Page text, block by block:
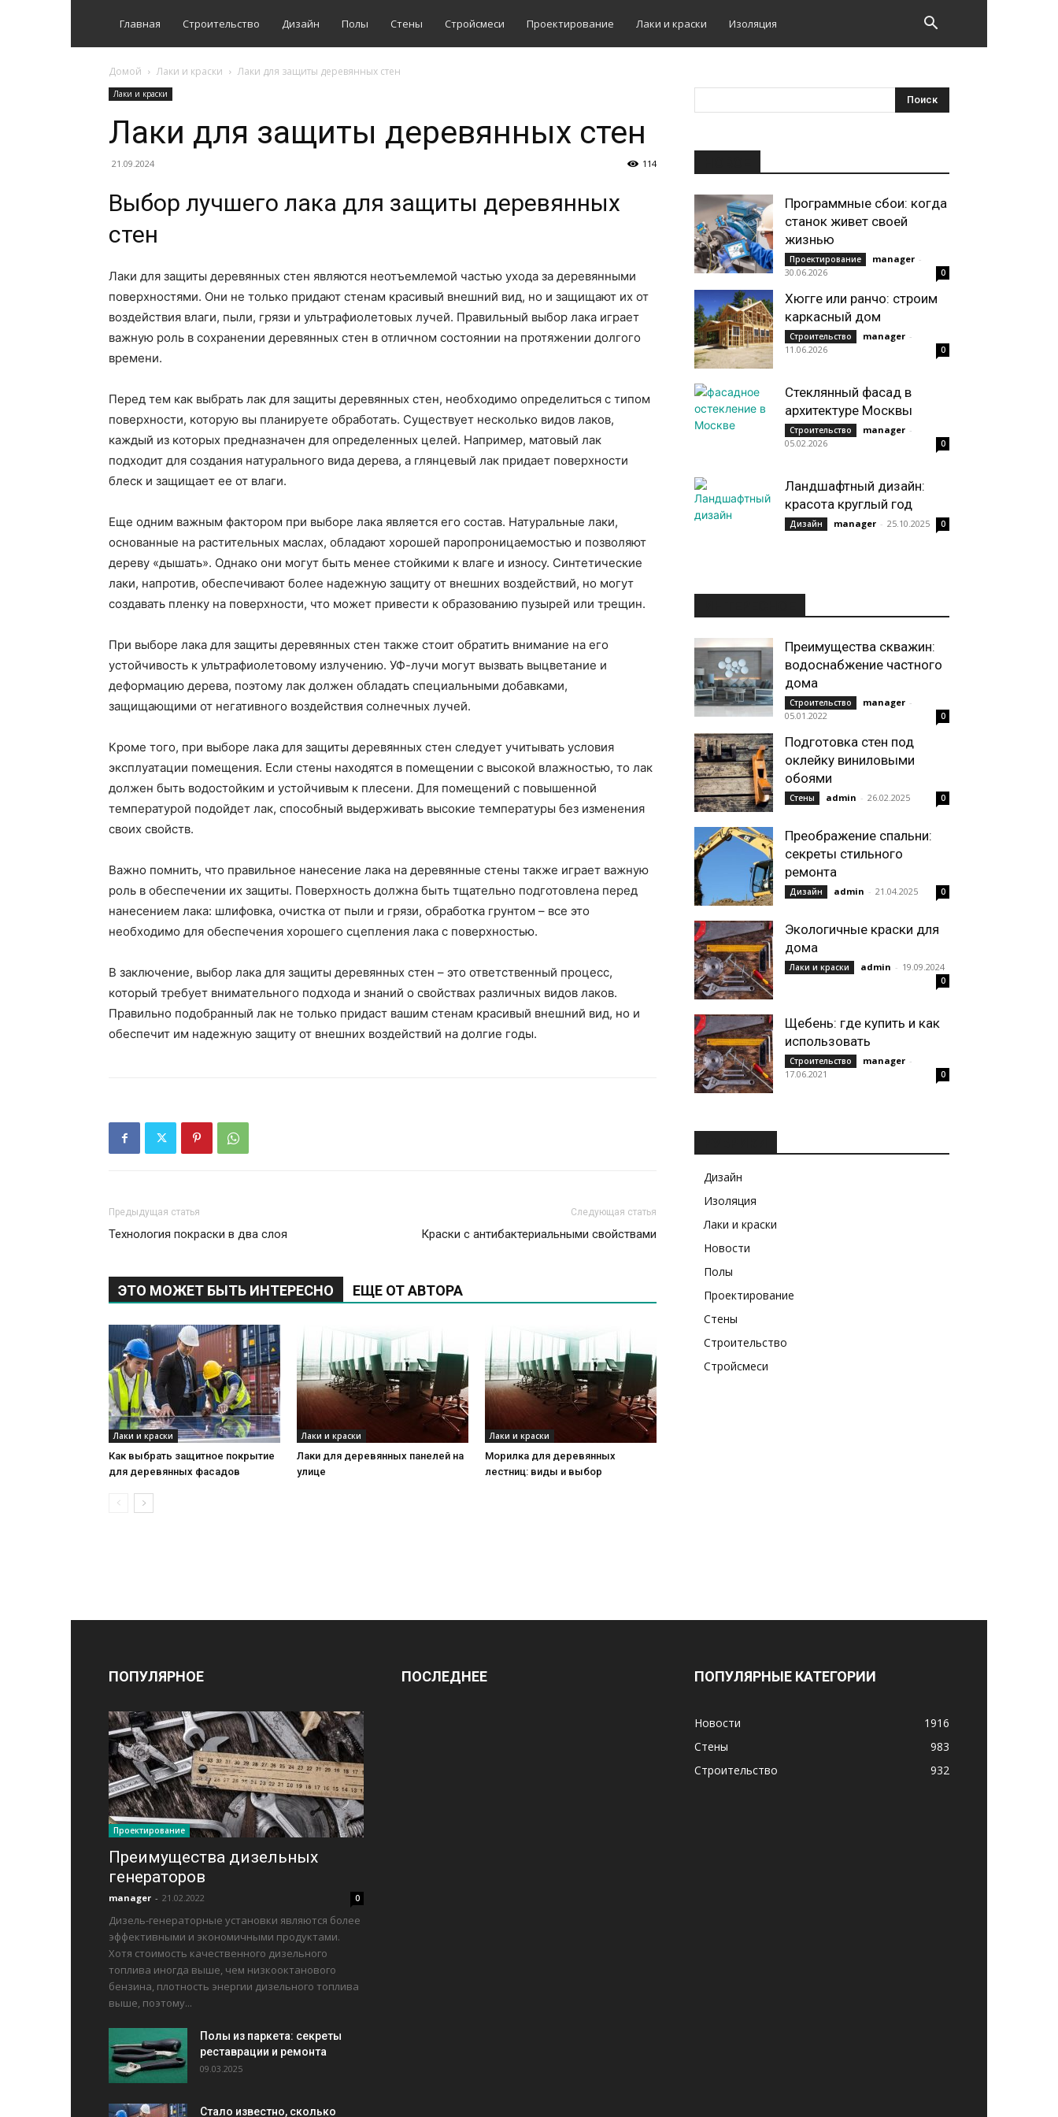
Главная Строительство Дизайн Полы Стены Стройсмеси Проектирование Лаки и краски Изоляция
Домой Лаки и краски Лаки для защиты деревянных стен
Лаки и краски
Лаки для защиты деревянных стен
21.09.2024 114
Выбор лучшего лака для защиты деревянных
стен
Лаки для защиты деревянных стен являются неотъемлемой частью ухода за деревянными
поверхностями. Они не только придают стенам красивый внешний вид, но и защищают их от
воздействия влаги, пыли, грязи и ультрафиолетовых лучей. Правильный выбор лака играет
важную роль в сохранении деревянных стен в отличном состоянии на протяжении долгого
времени.
Перед тем как выбрать лак для защиты деревянных стен, необходимо определиться с типом
поверхности, которую вы планируете обработать. Существует несколько видов лаков,
каждый из которых предназначен для определенных целей. Например, матовый лак
подходит для создания натурального вида дерева, а глянцевый лак придает поверхности
блеск и защищает ее от влаги.
Еще одним важным фактором при выборе лака является его состав. Натуральные лаки,
основанные на растительных маслах, обладают хорошей паропроницаемостью и позволяют
дереву «дышать». Однако они могут быть менее стойкими к влаге и износу. Синтетические
лаки, напротив, обеспечивают более надежную защиту от внешних воздействий, но могут
создавать пленку на поверхности, что может привести к образованию пузырей или трещин.
При выборе лака для защиты деревянных стен также стоит обратить внимание на его
устойчивость к ультрафиолетовому излучению. УФ-лучи могут вызвать выцветание и
деформацию дерева, поэтому лак должен обладать специальными добавками,
защищающими от негативного воздействия солнечных лучей.
Кроме того, при выборе лака для защиты деревянных стен следует учитывать условия
эксплуатации помещения. Если стены находятся в помещении с высокой влажностью, то лак
должен быть водостойким и устойчивым к плесени. Для помещений с повышенной
температурой подойдет лак, способный выдерживать высокие температуры без изменения
своих свойств.
Важно помнить, что правильное нанесение лака на деревянные стены также играет важную
роль в обеспечении их защиты. Поверхность должна быть тщательно подготовлена перед
нанесением лака: шлифовка, очистка от пыли и грязи, обработка грунтом – все это
необходимо для обеспечения хорошего сцепления лака с поверхностью.
В заключение, выбор лака для защиты деревянных стен – это ответственный процесс,
который требует внимательного подхода и знаний о свойствах различных видов лаков.
Правильно подобранный лак не только придаст вашим стенам красивый внешний вид, но и
обеспечит им надежную защиту от внешних воздействий на долгие годы.
Предыдущая статья
Технология покраски в два слоя
Следующая статья
Краски с антибактериальными свойствами
ЭТО МОЖЕТ БЫТЬ ИНТЕРЕСНО ЕЩЕ ОТ АВТОРА
Лаки и краски
Как выбрать защитное покрытие
для деревянных фасадов
Лаки и краски
Лаки для деревянных панелей на
улице
Лаки и краски
Морилка для деревянных
лестниц: виды и выбор
Программные сбои: когда
станок живет своей
жизнью
Проектирование manager -
30.06.2026
0
Хюгге или ранчо: строим
каркасный дом
Строительство manager -
11.06.2026
0
Стеклянный фасад в
архитектуре Москвы
Строительство manager -
05.02.2026
0
Ландшафтный дизайн:
красота круглый год
Дизайн manager - 25.10.2025 0
Преимущества скважин:
водоснабжение частного
дома
Строительство manager -
05.01.2022
0
Подготовка стен под
оклейку виниловыми
обоями
Стены admin - 26.02.2025 0
Преображение спальни:
секреты стильного
ремонта
Дизайн admin - 21.04.2025 0
Экологичные краски для
дома
Лаки и краски admin - 19.09.2024
0
Щебень: где купить и как
использовать
Строительство manager -
17.06.2021
0
Дизайн
Изоляция
Лаки и краски
Новости
Полы
Проектирование
Стены
Строительство
Стройсмеси
ПОПУЛЯРНОЕ
Проектирование
Преимущества дизельных
генераторов
manager - 21.02.2022 0
Дизель-генераторные установки являются более
эффективными и экономичными продуктами.
Хотя стоимость качественного дизельного
топлива иногда выше, чем низкооктанового
бензина, плотность энергии дизельного топлива
выше, поэтому...
Полы из паркета: секреты
реставрации и ремонта
09.03.2025
Стало известно, сколько
ПОСЛЕДНЕЕ ПОПУЛЯРНЫЕ КАТЕГОРИИ
Новости
1916
Стены
983
Строительство
932